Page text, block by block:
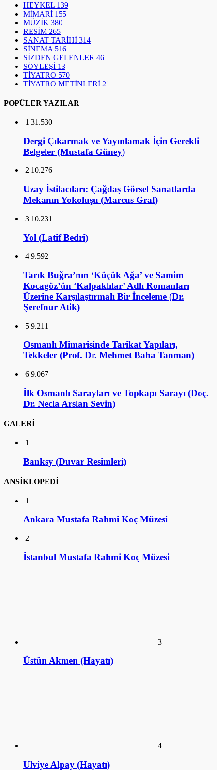
HEYKEL 139
MİMARİ 155
MÜZİK 380
RESİM 265
SANAT TARİHİ 314
SİNEMA 516
SİZDEN GELENLER 46
SÖYLEŞİ 13
TİYATRO 570
TİYATRO METİNLERİ 21
POPÜLER YAZILAR
1 31.530
Dergi Çıkarmak ve Yayınlamak İçin Gerekli
Belgeler (Mustafa Güney)
2 10.276
Uzay İstilacıları: Çağdaş Görsel Sanatlarda
Mekanın Yokoluşu (Marcus Graf)
3 10.231
Yol (Latif Bedri)
4 9.592
Tarık Buğra’nın ‘Küçük Ağa’ ve Samim
Kocagöz’ün ‘Kalpaklılar’ Adlı Romanları
Üzerine Karşılaştırmalı Bir İnceleme (Dr.
Şerefnur Atik)
5 9.211
Osmanlı Mimarisinde Tarikat Yapıları,
Tekkeler (Prof. Dr. Mehmet Baha Tanman)
6 9.067
İlk Osmanlı Sarayları ve Topkapı Sarayı (Doç.
Dr. Necla Arslan Sevin)
GALERİ
1
Banksy (Duvar Resimleri)
ANSİKLOPEDİ
1
Ankara Mustafa Rahmi Koç Müzesi
2
İstanbul Mustafa Rahmi Koç Müzesi
3
Üstün Akmen (Hayatı)
4
Ulviye Alpay (Hayatı)